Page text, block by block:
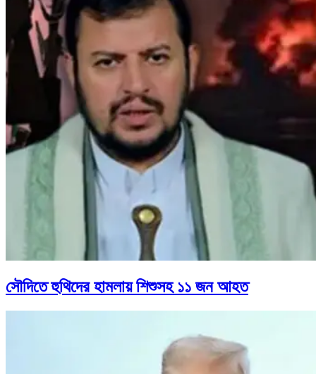
সৌদিতে হুথিদের হামলায় শিশুসহ ১১ জন আহত